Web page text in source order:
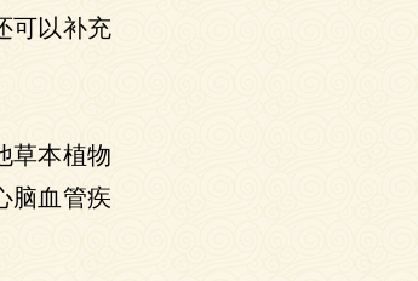
可以补充
草本植物
脑血管疾